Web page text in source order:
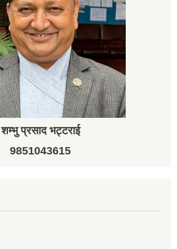
शम्भु प्रसाद भट्टराई
9851043615